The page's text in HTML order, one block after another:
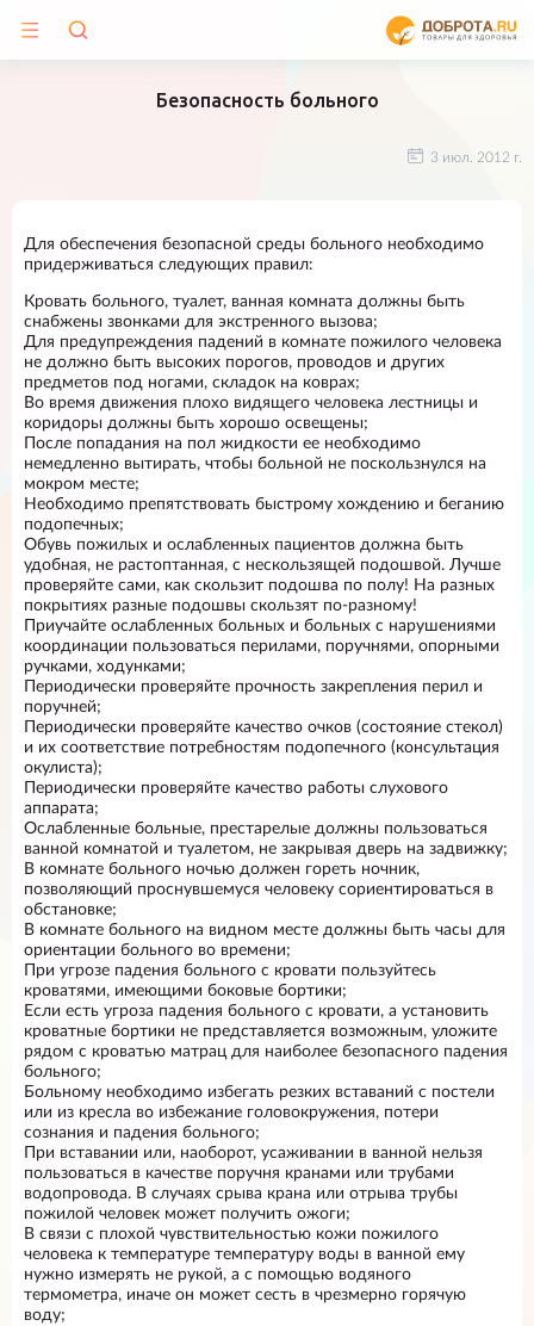
Безопасность больного
3 июл. 2012 г.
Для обеспечения безопасной среды больного необходимо
придерживаться следующих правил:
Кровать больного, туалет, ванная комната должны быть
снабжены звонками для экстренного вызова;
Для предупреждения падений в комнате пожилого человека
не должно быть высоких порогов, проводов и других
предметов под ногами, складок на коврах;
Во время движения плохо видящего человека лестницы и
коридоры должны быть хорошо освещены;
После попадания на пол жидкости ее необходимо
немедленно вытирать, чтобы больной не поскользнулся на
мокром месте;
Необходимо препятствовать быстрому хождению и беганию
подопечных;
Обувь пожилых и ослабленных пациентов должна быть
удобная, не растоптанная, с нескользящей подошвой. Лучше
проверяйте сами, как скользит подошва по полу! На разных
покрытиях разные подошвы скользят по-разному!
Приучайте ослабленных больных и больных с нарушениями
координации пользоваться перилами, поручнями, опорными
ручками, ходунками;
Периодически проверяйте прочность закрепления перил и
поручней;
Периодически проверяйте качество очков (состояние стекол)
и их соответствие потребностям подопечного (консультация
окулиста);
Периодически проверяйте качество работы слухового
аппарата;
Ослабленные больные, престарелые должны пользоваться
ванной комнатой и туалетом, не закрывая дверь на задвижку;
В комнате больного ночью должен гореть ночник,
позволяющий проснувшемуся человеку сориентироваться в
обстановке;
В комнате больного на видном месте должны быть часы для
ориентации больного во времени;
При угрозе падения больного с кровати пользуйтесь
кроватями, имеющими боковые бортики;
Если есть угроза падения больного с кровати, а установить
кроватные бортики не представляется возможным, уложите
рядом с кроватью матрац для наиболее безопасного падения
больного;
Больному необходимо избегать резких вставаний с постели
или из кресла во избежание головокружения, потери
сознания и падения больного;
При вставании или, наоборот, усаживании в ванной нельзя
пользоваться в качестве поручня кранами или трубами
водопровода. В случаях срыва крана или отрыва трубы
пожилой человек может получить ожоги;
В связи с плохой чувствительностью кожи пожилого
человека к температуре температуру воды в ванной ему
нужно измерять не рукой, а с помощью водяного
термометра, иначе он может сесть в чрезмерно горячую
воду;